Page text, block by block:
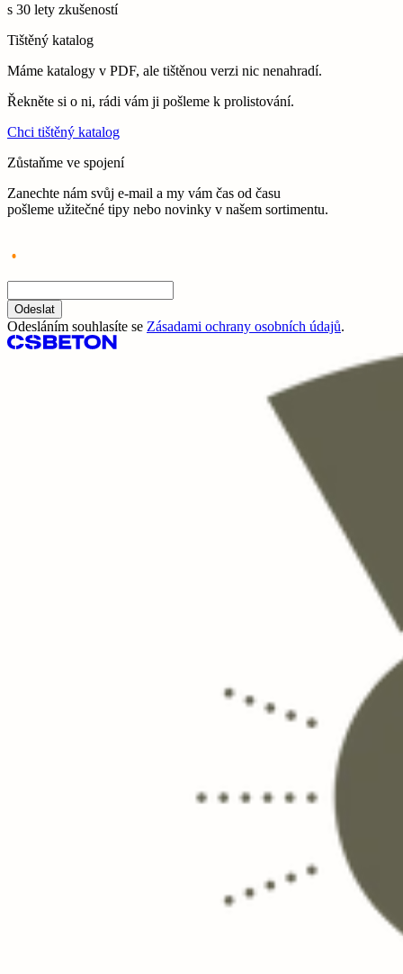
s 30 lety zkušeností
Tištěný katalog
Máme katalogy v PDF, ale tištěnou verzi nic nenahradí.
Řekněte si o ni, rádi vám ji pošleme k prolistování.
Chci tištěný katalog
Zůstaňme ve spojení
Zanechte nám svůj e-mail a my vám čas od času
pošleme užitečné tipy nebo novinky v našem sortimentu.
Odeslat
Odesláním souhlasíte se Zásadami ochrany osobních údajů.